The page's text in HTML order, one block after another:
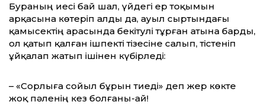
Бураның иесі бай шал, үйдегі ер тоқымын
арқасына көтеріп алды да, ауыл сыртындағы
қамысектің арасында бекітулі тұрған атына барды,
ол қатып қалған ішпекті тізесіне са­лып, тістеніп
ұйқалап жатып ішінен күбір­леді:
– «Сорлыға сойыл бұрын тиеді» деп жер көкте
жоқ пәленің кез болғаны-ай!